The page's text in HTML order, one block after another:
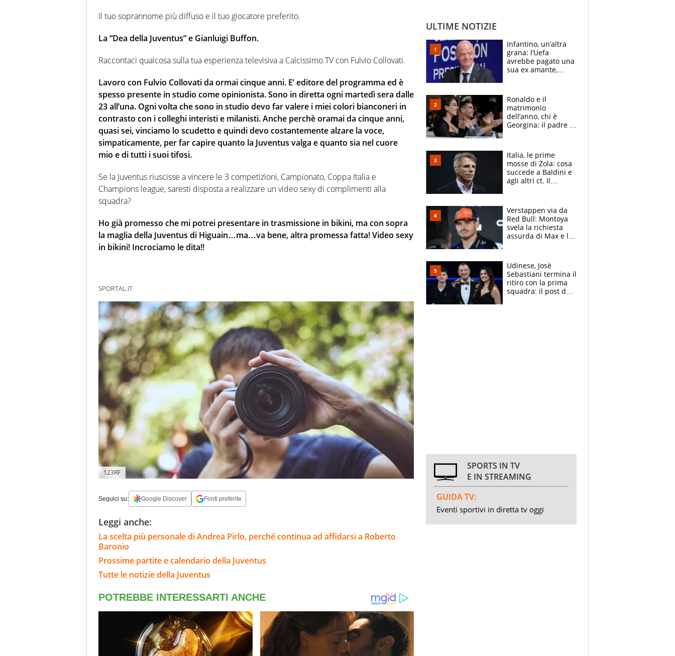
Il tuo soprannome più diffuso e il tuo giocatore preferito.
La “Dea della Juventus” e Gianluigi Buffon.
Raccontaci qualcosa sulla tua esperienza televisiva a Calcissimo TV con Fulvio Collovati.
Lavoro con Fulvio Collovati da ormai cinque anni. E’ editore del programma ed è
spesso presente in studio come opinionista. Sono in diretta ogni martedì sera dalle
23 all’una. Ogni volta che sono in studio devo far valere i miei colori bianconeri in
contrasto con i colleghi interisti e milanisti. Anche perchè oramai da cinque anni,
quasi sei, vinciamo lo scudetto e quindi devo costantemente alzare la voce,
simpaticamente, per far capire quanto la Juventus valga e quanto sia nel cuore
mio e di tutti i suoi tifosi.
Se la Juventus riuscisse a vincere le 3 competizioni, Campionato, Coppa Italia e
Champions league, saresti disposta a realizzare un video sexy di complimenti alla
squadra?
Ho già promesso che mi potrei presentare in trasmissione in bikini, ma con sopra
la maglia della Juventus di Higuain…ma…va bene, altra promessa fatta! Video sexy
in bikini! Incrociamo le dita!!
SPORTAL.IT
123RF
Seguici su: Google Discover Fonti preferite
Leggi anche:
La scelta più personale di Andrea Pirlo, perché continua ad affidarsi a Roberto
Baronio
Prossime partite e calendario della Juventus
Tutte le notizie della Juventus
ULTIME NOTIZIE
Infantino, un’altra
grana: l’Uefa
avrebbe pagato una
sua ex amante,
Ronaldo e il
matrimonio
dell’anno, chi è
Georgina: il padre in
social
Italia, le prime
mosse di Zola: cosa
succede a Baldini e
agli altri ct. Il
azzurri
Verstappen via da
Red Bull: Montoya
svela la richiesta
assurda di Max e lo
McLaren siano
meglio?”
Udinese, Josè
Sebastiani termina il
ritiro con la prima
squadra: il post del
SPORTS IN TV
E IN STREAMING
GUIDA TV:
Eventi sportivi in diretta tv oggi